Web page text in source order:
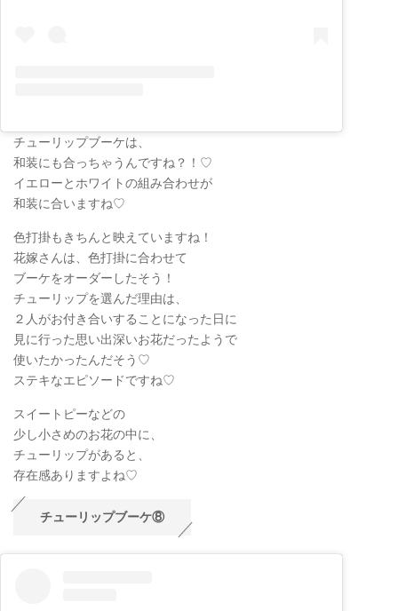
チューリップブーケは、
和装にも合っちゃうんですね？！♡
イエローとホワイトの組み合わせが
和装に合いますね♡
色打掛もきちんと映えていますね！
花嫁さんは、色打掛に合わせて
ブーケをオーダーしたそう！
チューリップを選んだ理由は、
２人がお付き合いすることになった日に
見に行った思い出深いお花だったようで
使いたかったんだそう♡
ステキなエピソードですね♡
スイートピーなどの
少し小さめのお花の中に、
チューリップがあると、
存在感ありますよね♡
チューリップブーケ⑧